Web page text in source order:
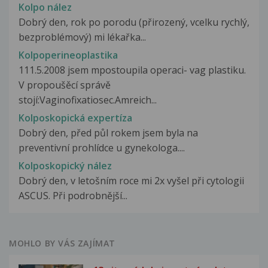
Kolpo nález
Dobrý den, rok po porodu (přirozený, vcelku rychlý,
bezproblémový) mi lékařka...
Kolpoperineoplastika
111.5.2008 jsem mpostoupila operaci- vag plastiku.
V propoušěcí správě
stojí:Vaginofixatiosec.Amreich...
Kolposkopická expertíza
Dobrý den, před půl rokem jsem byla na
preventivní prohlídce u gynekologa....
Kolposkopický nález
Dobrý den, v letošním roce mi 2x vyšel při cytologii
ASCUS. Při podrobnější...
MOHLO BY VÁS ZAJÍMAT